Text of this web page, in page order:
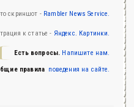
скриншот - Rambler News Service.
к статье - Яндекс. Картинки.
Есть вопросы. Напишите нам.
правила поведения на сайте.